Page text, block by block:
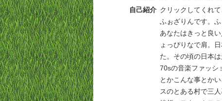
自己紹介 クリックしてくれ
ふぉざりんです。
あなたはきっと良
ょっぴりなで肩。
た。その頃の日本
70sの音楽ファッシ
とかこんな事とか
スのとある村で三